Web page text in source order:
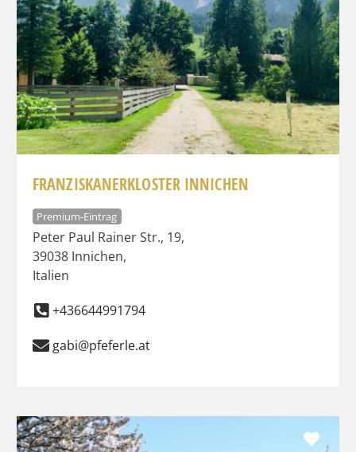
FRANZISKANERKLOSTER INNICHEN
Premium-Eintrag
Peter Paul Rainer Str., 19,
39038 Innichen,
Italien
+436644991794
gabi@pfeferle.at